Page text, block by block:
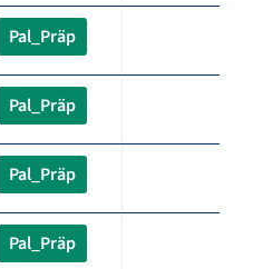
Pal_Präp
Pal_Präp
Pal_Präp
Pal_Präp